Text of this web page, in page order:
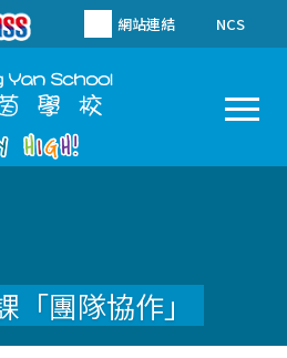
網站連結 NCS
團隊協作」